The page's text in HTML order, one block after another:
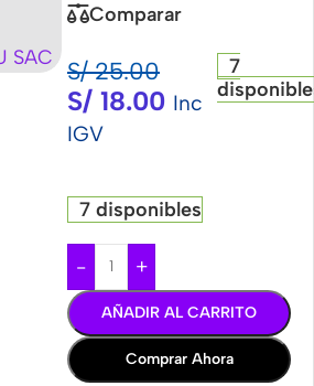
Comparar
S/25.00
S/ 18.00 Inc
IGV
7
7 disponibles
- +
AÑADIR AL CARRITO
Comprar Ahora